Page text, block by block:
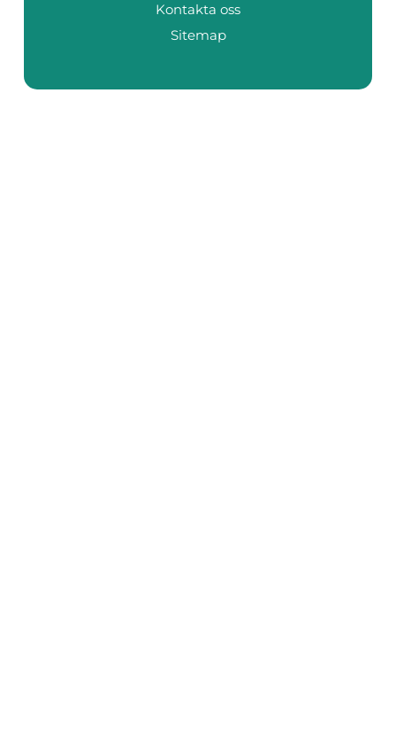
Kontakta oss
Sitemap